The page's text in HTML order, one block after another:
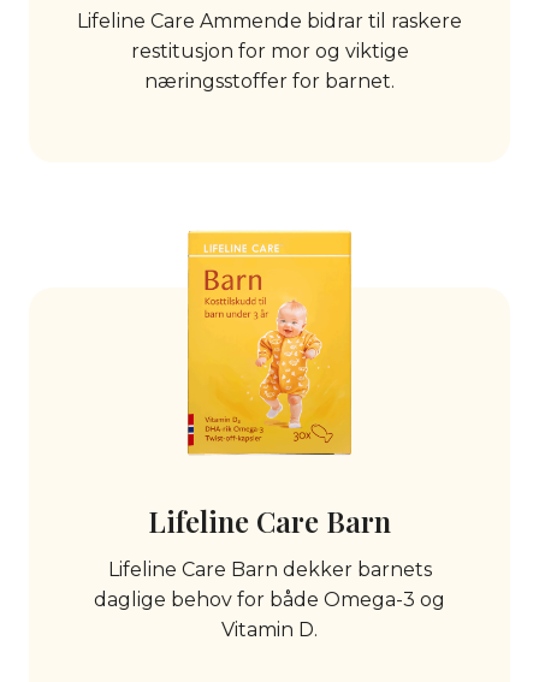
Lifeline Care Ammende bidrar til raskere
restitusjon for mor og viktige
næringsstoffer for barnet.
Lifeline Care Barn
Lifeline Care Barn dekker barnets
daglige behov for både Omega-3 og
Vitamin D.